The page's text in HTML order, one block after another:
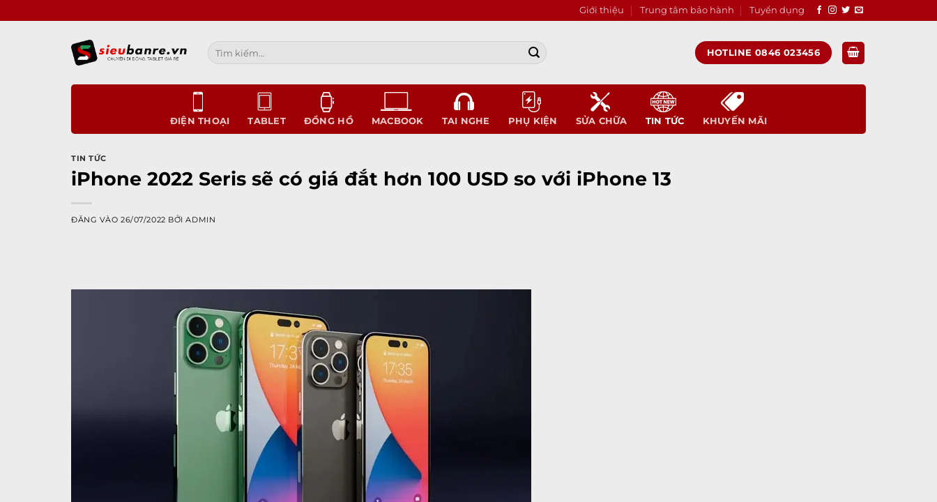
qua
Giới thiệu Trung tâm bảo hành Tuyển dụng
Tìm
kiếm:
HOTLINE 0846 023456
ĐIỆN THOẠI TABLET ĐỒNG HỒ MACBOOK TAI NGHE PHỤ KIỆN SỬA CHỮA TIN TỨC KHUYẾN MÃI
TIN TỨC
iPhone 2022 Seris sẽ có giá đắt hơn 100 USD so với iPhone 13
ĐĂNG VÀO26/07/2022 BỞIADMIN